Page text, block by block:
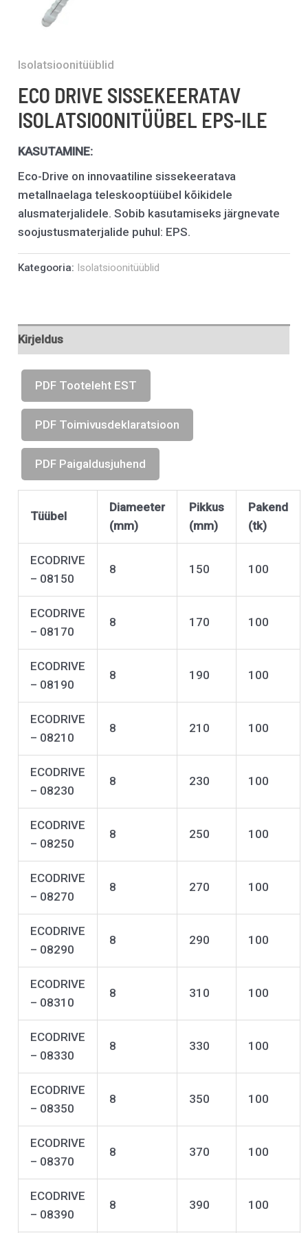
Isolatsioonitüüblid
ECO DRIVE SISSEKEERATAV
ISOLATSIOONITÜÜBEL EPS-ILE
KASUTAMINE:
Eco-Drive on innovaatiline sissekeeratava
metallnaelaga teleskooptüübel kõikidele
alusmaterjalidele. Sobib kasutamiseks järgnevate
soojustusmaterjalide puhul: EPS.
Kategooria: Isolatsioonitüüblid
Kirjeldus
PDF Tooteleht EST
PDF Toimivusdeklaratsioon
PDF Paigaldusjuhend
Tüübel
Diameeter
(mm)
Pikkus
(mm)
Pakend
(tk)
ECODRIVE
– 08150
8 150 100
ECODRIVE
– 08170
8 170 100
ECODRIVE
– 08190
8 190 100
ECODRIVE
– 08210
8 210 100
ECODRIVE
– 08230
8 230 100
ECODRIVE
– 08250
8 250 100
ECODRIVE
– 08270
8 270 100
ECODRIVE
– 08290
8 290 100
ECODRIVE
– 08310
8 310 100
ECODRIVE
– 08330
8 330 100
ECODRIVE
– 08350
8 350 100
ECODRIVE
– 08370
8 370 100
ECODRIVE
– 08390
8 390 100